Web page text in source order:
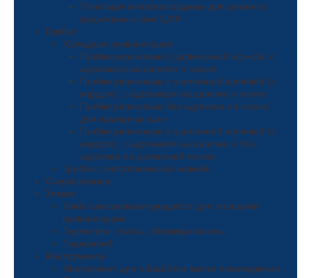
Пластыри металлокордные для ремонта
радиальных шин ЦМК
Грибки
Холодная вулканизация
Грибки резиновые с удлиненной ножкой, с
адгезивом на шляпке и ножке
Грибки резиновые с усиленной шляпкой (с
кордом), с адгезивом на шляпке и ножке
Грибки резиновые без адгезива на ножке
для камерных шин
Грибки резиновые с усиленной шляпкой (с
кордом), с адгезивом на шляпке и без
адгезива на резиновой ножке
Грибки с металлической ножкой
Сырая резина
Химия
Клей самовулканизующийся для холодной
вулканизации
Герметики, пасты, обезжириватель
Термоклей
Инструменты
Инструмент для обработки места повреждения